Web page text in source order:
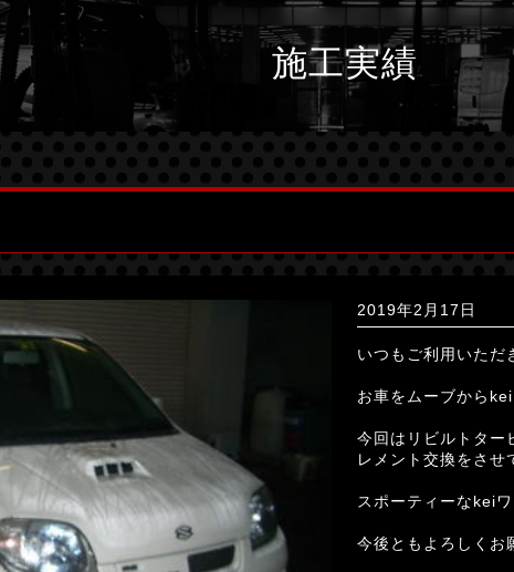
施工実績
2019年2月17日
いつもご利用いただ
お車をムーブから
今回はリビルトター
レメント交換をさせ
スポーティーなkei
今後ともよろしく